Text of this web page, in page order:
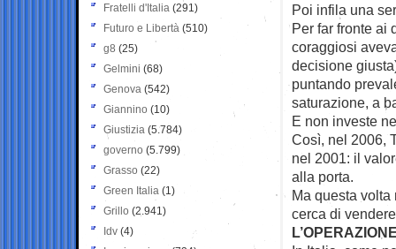
Poi infila una
Per far fronte ai
coraggiosi
decisione
puntando
saturazione, a
E non investe
Così, nel 2006,
nel 2001: il
alla porta.
Ma questa volta
cerca di
Fratelli d'Italia (291)
Futuro e Libertà (510)
g8 (25)
Gelmini (68)
Genova (542)
Giannino (10)
Giustizia (5.784)
governo (5.799)
Grasso (22)
Green Italia (1)
Grillo (2.941)
Idv (4)